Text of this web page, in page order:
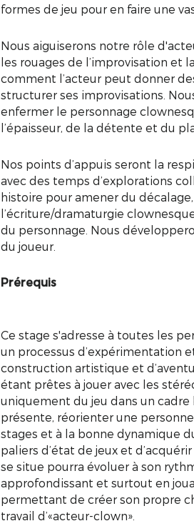
formes de jeu pour en faire une
Nous aiguiserons notre rôle
les rouages de l’improvisation et
comment l’acteur peut donner
structurer ses improvisations.
enfermer le personnage
l’épaisseur, de la détente et du
Nos points d’appuis seront la
avec des temps d’explorations
histoire pour amener du
l’écriture/dramaturgie
du personnage. Nous
du joueur.
Prérequis
Ce stage s'adresse à toutes les
un processus d’expérimentation
construction artistique et
étant prêtes à jouer avec les
uniquement du jeu dans un cadre
présente, réorienter une
stages et à la bonne dynamique
paliers d’état de jeux et
se situe pourra évoluer à son
approfondissant et surtout en
permettant de créer son propre
travail d’«acteur-clown».